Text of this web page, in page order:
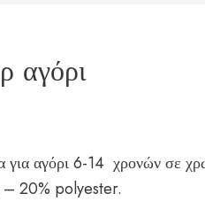
αγόρι
για αγόρι 6-14 χρονών σε
20% polyester.